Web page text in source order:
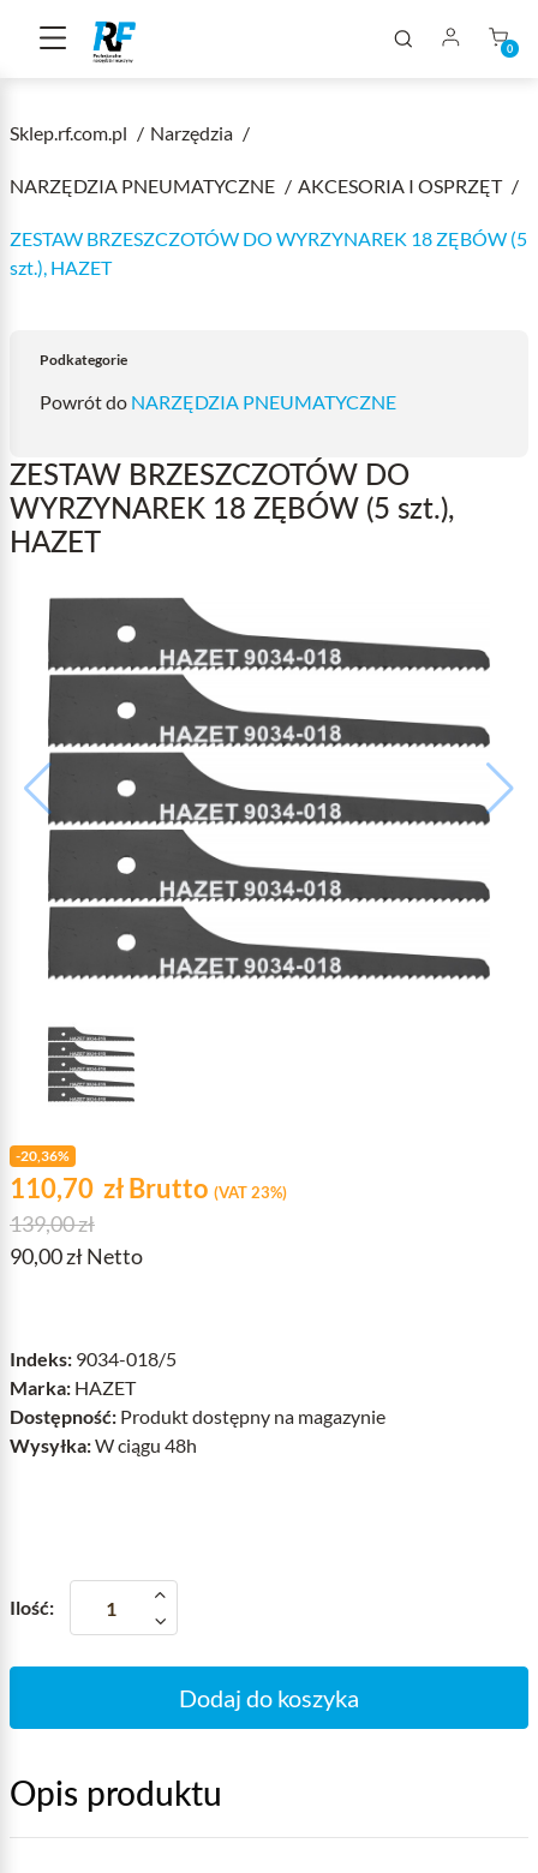
0
Sklep.rf.com.pl Narzędzia
NARZĘDZIA PNEUMATYCZNE AKCESORIA I OSPRZĘT
ZESTAW BRZESZCZOTÓW DO WYRZYNAREK 18 ZĘBÓW (5
szt.), HAZET
Podkategorie
Powrót do NARZĘDZIA PNEUMATYCZNE
ZESTAW BRZESZCZOTÓW DO
WYRZYNAREK 18 ZĘBÓW (5 szt.),
HAZET
-20,36%
Cena
zł
110,70 złBrutto (VAT 23%)
Cena podstawowa
139,00 zł
90,00 zł Netto
Indeks: 9034-018/5
Marka: HAZET
Dostępność: Produkt dostępny na magazynie
Wysyłka:W ciągu 48h
Ilość:
Dodaj do koszyka
Opis produktu